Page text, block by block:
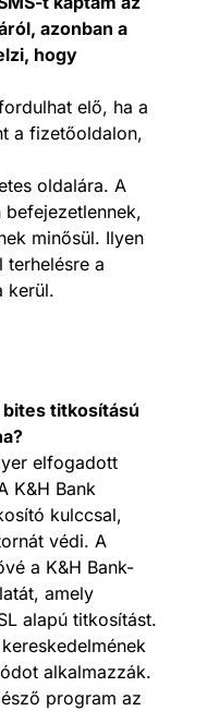
azonban a
hogy
elő, ha a
a fizetőoldalon,
oldalára. A
minősül. Ilyen
terhelésre a
kerül.
bites titkosítású
elfogadott
K&H Bank
kulccsal,
védi. A
a K&H Bank-
amely
alapú titkosítást.
alkalmazzák.
program az